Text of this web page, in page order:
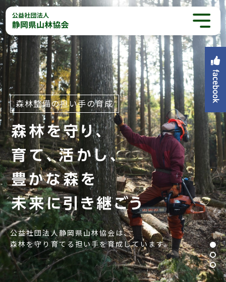
森林整備の担い手の育成
公益社団法人静岡県山林協会は、
森林を守り育てる担い手を育成しています。